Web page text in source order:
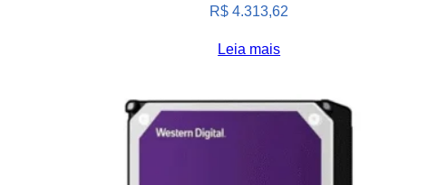
R$ 4.313,62
Leia mais